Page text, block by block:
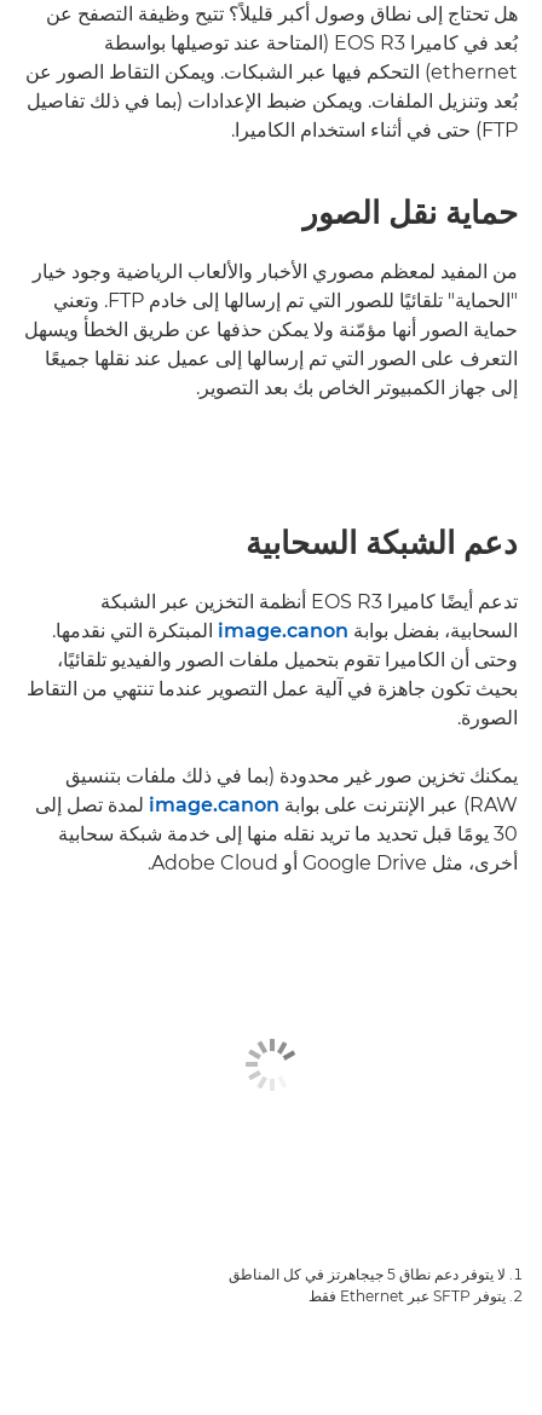
هل تحتاج إلى نطاق وصول أكبر قليلاً؟ تتيح وظيفة التصفح عن
بُعد في كاميرا EOS R3 (المتاحة عند توصيلها بواسطة
ethernet) التحكم فيها عبر الشبكات. ويمكن التقاط الصور عن
بُعد وتنزيل الملفات. ويمكن ضبط الإعدادات (بما في ذلك تفاصيل
FTP) حتى في أثناء استخدام الكاميرا.
حماية نقل الصور
من المفيد لمعظم مصوري الأخبار والألعاب الرياضية وجود خيار
"الحماية" تلقائيًا للصور التي تم إرسالها إلى خادم FTP. وتعني
حماية الصور أنها مؤمّنة ولا يمكن حذفها عن طريق الخطأ ويسهل
التعرف على الصور التي تم إرسالها إلى عميل عند نقلها جميعًا
إلى جهاز الكمبيوتر الخاص بك بعد التصوير.
دعم الشبكة السحابية
تدعم أيضًا كاميرا EOS R3 أنظمة التخزين عبر الشبكة
السحابية، بفضل بوابة image.canon المبتكرة التي نقدمها.
وحتى أن الكاميرا تقوم بتحميل ملفات الصور والفيديو تلقائيًا،
بحيث تكون جاهزة في آلية عمل التصوير عندما تنتهي من التقاط
الصورة.
يمكنك تخزين صور غير محدودة (بما في ذلك ملفات بتنسيق
RAW) عبر الإنترنت على بوابة
image.canon لمدة تصل إلى
30 يومًا قبل تحديد ما تريد نقله منها إلى خدمة شبكة سحابية
أخرى، مثل Google Drive أو Adobe Cloud.
لا يتوفر دعم نطاق 5 جيجاهرتز في كل المناطق
يتوفر SFTP عبر Ethernet فقط